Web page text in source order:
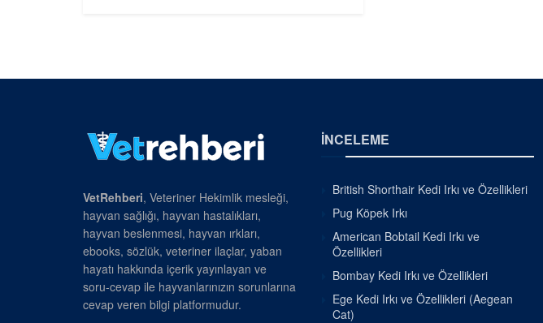
VetRehberi, Veteriner Hekimlik mesleği,
hayvan sağlığı, hayvan hastalıkları,
hayvan beslenmesi, hayvan ırkları,
ebooks, sözlük, veteriner ilaçlar, yaban
hayatı hakkında içerik yayınlayan ve
soru-cevap ile hayvanlarınızın sorunlarına
cevap veren bilgi platformudur.
İNCELEME
British Shorthair Kedi Irkı ve Özellikleri
Pug Köpek Irkı
American Bobtail Kedi Irkı ve
Özellikleri
Bombay Kedi Irkı ve Özellikleri
Ege Kedi Irkı ve Özellikleri (Aegean
Cat)